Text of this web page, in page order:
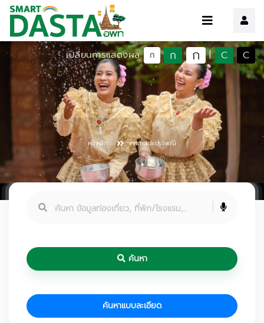
เปลี่ยนการแสดงผล ก ก ก | C C
หน้าหลัก เทศกาลและประเพณี
ค้นหา
ค้นหาแบบละเอียด